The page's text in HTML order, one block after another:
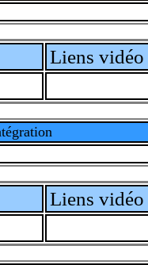
Liens vidéo
Liens vidéo